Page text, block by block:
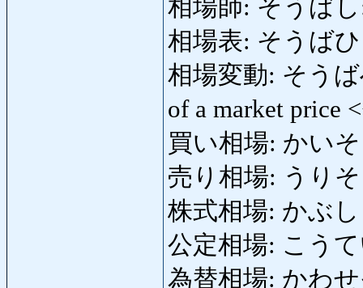
相場師: そうばし
相場表: そうば
相場変動: そう
of a market price
買い相場: かい
売り相場: うり
株式相場: かぶ
公定相場: こう
為替相場: かわ